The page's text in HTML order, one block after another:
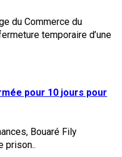
pour 10 jours pour